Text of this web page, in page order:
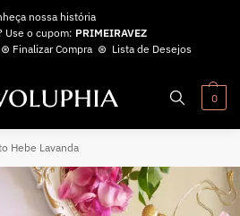
nossa história
Use o cupom: PRIMEIRAVEZ
Finalizar Compra⊛ Lista de Desejos
0
Hebe Lavanda